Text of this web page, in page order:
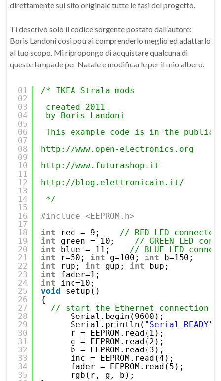
direttamente sul sito originale tutte le fasi del progetto.
Ti descrivo solo il codice sorgente postato dall’autore:
Boris Landoni così potrai comprenderlo meglio ed adattarlo
al tuo scopo. Mi ripropongo di acquistare qualcuna di
queste lampade per Natale e modificarle per il mio albero.
01
02
03
04
05
06
07
08
09
10
11
12
13
14
15
16
17
18
19
20
21
22
23
24
25
26
27
28
29
30
31
32
33
34
35
/* IKEA Strala mods
created 2011
by Boris Landoni
This example code is in the public
http://www.open-electronics.org
http://www.futurashop.it
http://blog.elettronicain.it/
*/
#include <EEPROM.h>
int
red = 9; // RED LED
int
green = 10; // GREEN LED
int
blue = 11; // BLUE LED
int
r=50; int g=100; int
b=150;
int
rup; int gup; int
bup;
int
fader=1;
int
inc=10;
void
setup()
{
// start the Ethernet connection
Serial.begin(9600);
Serial.println( "Serial READY"
r = EEPROM.read(1);
g = EEPROM.read(2);
b = EEPROM.read(3);
inc = EEPROM.read(4);
fader = EEPROM.read(5);
rgb(r, g, b);